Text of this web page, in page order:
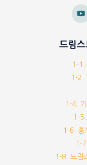
드림스
1-1.
1-2.
1-4.
1-5.
1-6. 홍
1-
1-8. 드림